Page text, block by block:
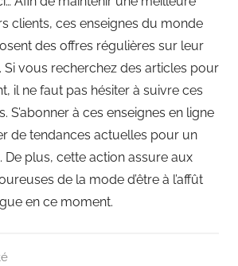
clients, ces enseignes du monde
des offres régulières sur leur
vous recherchez des articles pour
il ne faut pas hésiter à suivre ces
S’abonner à ces enseignes en ligne
de tendances actuelles pour un
plus, cette action assure aux
de la mode d’être à l’affût
en ce moment.